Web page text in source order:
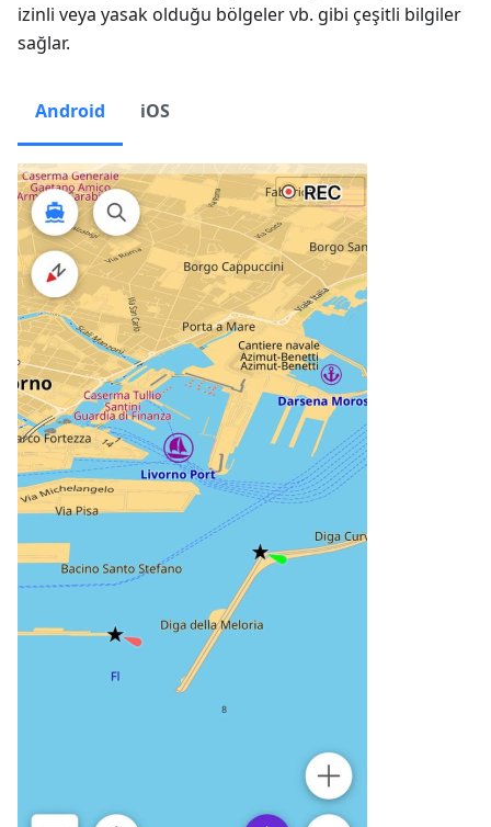
izinli veya yasak olduğu bölgeler vb. gibi çeşitli bilgiler
sağlar.
Android iOS